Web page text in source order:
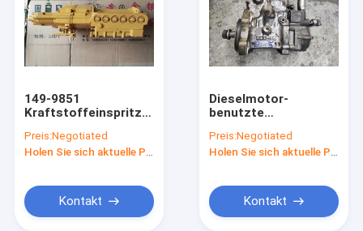
149-9851
Kraftstoffeinspritzdüse
Motorkraftstoff-
Pumpen-2. Hand für
Preis:Negotiated
Kontakt
Dieselmotor-
benutzte
6D125 für Gewicht
des Bagger-PC450-7
Preis:Negotiated
Kontakt